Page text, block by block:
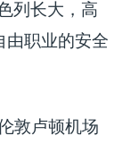
列长大，高
由职业的安全
敦卢顿机场